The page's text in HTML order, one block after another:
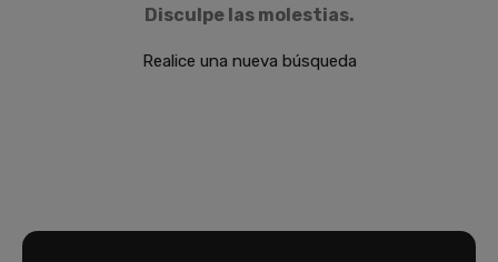
Disculpe las molestias.
Realice una nueva búsqueda